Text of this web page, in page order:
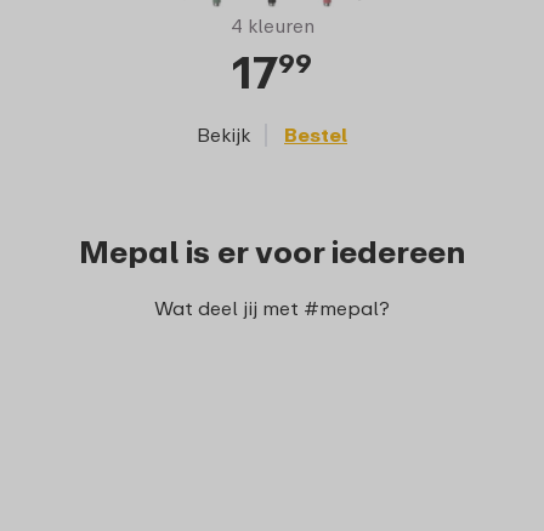
4 kleuren
1799
Bekijk Bestel
Mepal is er voor iedereen
Wat deel jij met #mepal?